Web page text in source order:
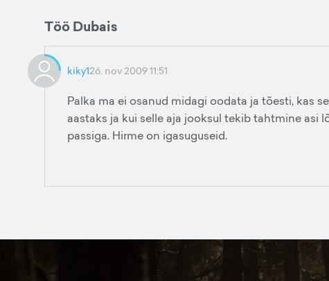
Töö Dubais
kiky126. nov 2009 11:51
Palka ma ei osanud midagi oodata ja tõesti, kas
aastaks ja kui selle aja jooksul tekib tahtmine asi
passiga. Hirme on igasuguseid.